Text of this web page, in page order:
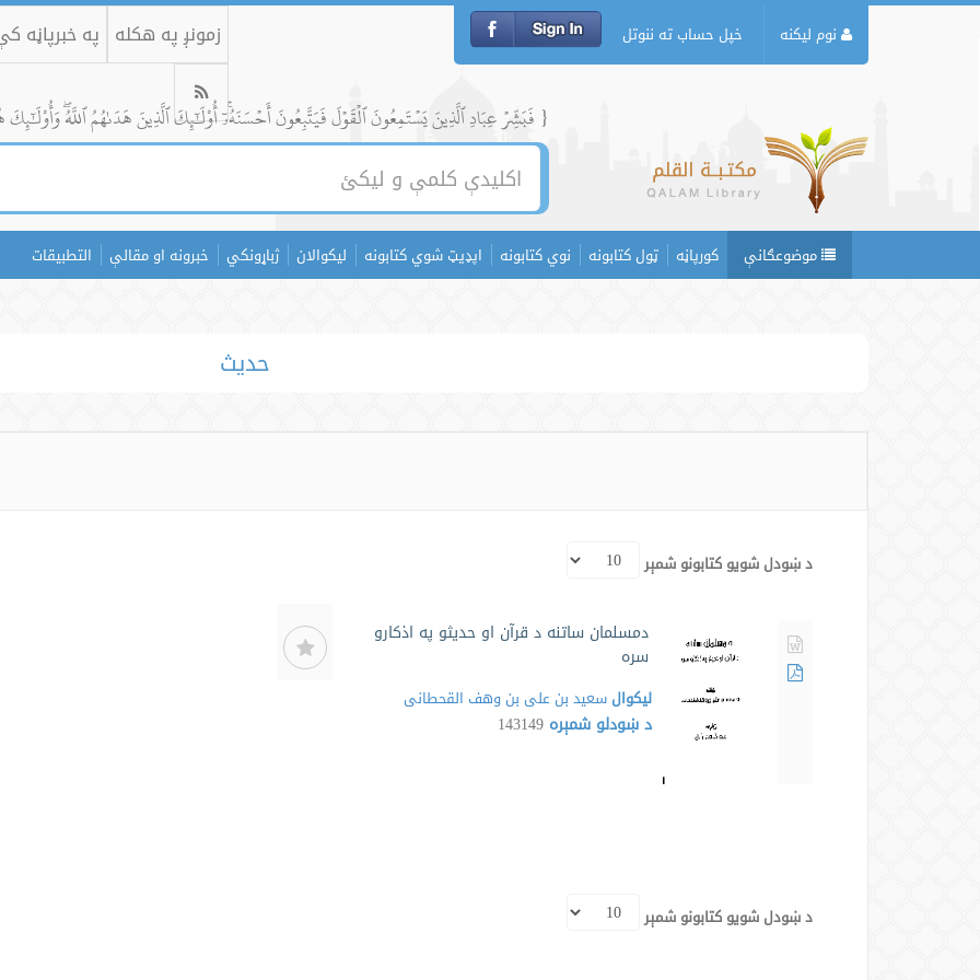
نوم لیکنه خپل حساب ته ننوتل زمونږ په هکله په خبرپاڼه
{ فَبَشِّرۡ عِبَادِ ٱلَّذِينَ يَسۡتَمِعُونَ ٱلۡقَوۡلَ فَيَتَّبِعُونَ أَحۡسَنَهُۥٓۚ أُوْلَٰٓئِكَ ٱلَّذِينَ هَدَىٰهُمُ ٱللَّهُۖ وَأُوْلَٰٓئِكَ
موضوعګانې کورپاڼه ټول کتابونه نوي کتابونه اپډیټ شوي کتابونه لیکوالان ژباړونکي خبرونه او مقالې التطبيقات
حدیث
د ښودل شویو کتابونو شمېر
دمسلمان ساتنه د قرآن او حدیثو په اذکارو
سره
لیکوالسعید بن علی بن وهف القحطانی
د ښودلو شمېره 143149
د ښودل شویو کتابونو شمېر